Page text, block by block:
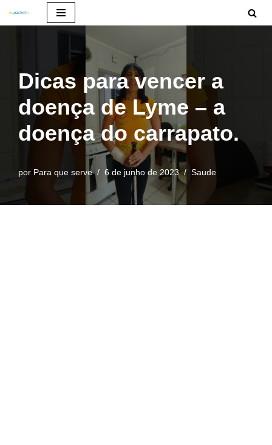
conteúdo
Dicas para vencer a
doença de Lyme – a
doença do carrapato.
por Para que serve 6 de junho de 2023 Saude